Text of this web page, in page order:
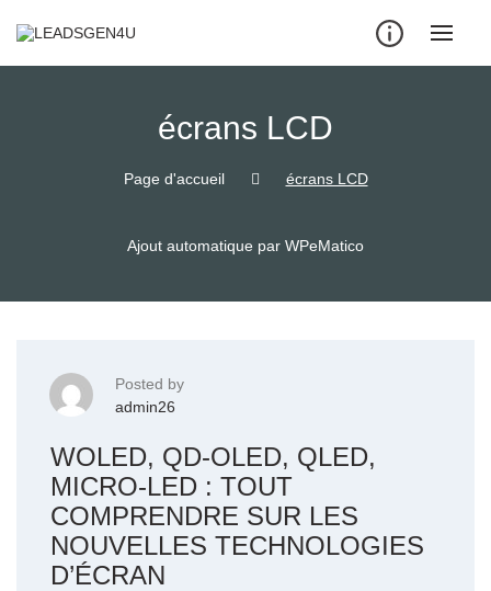
écrans LCD
Page d'accueil écrans LCD
Ajout automatique par WPeMatico
Posted by
admin26
WOLED, QD-OLED, QLED,
MICRO-LED : TOUT
COMPRENDRE SUR LES
NOUVELLES TECHNOLOGIES
D’ÉCRAN